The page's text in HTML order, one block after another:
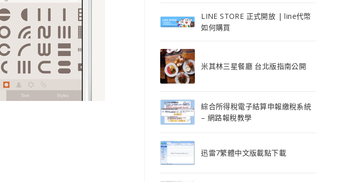
LINE STORE 正式開放 | line代幣
如何購買
米其林三星餐廳 台北版指南公開
綜合所得稅電子結算申報繳稅系統
– 網路報稅教學
迅雷7繁體中文版載點下載